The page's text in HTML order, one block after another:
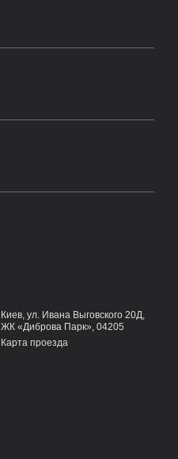
Киев, ул. Ивана Выговского 20Д,
ЖК «Диброва Парк», 04205
Карта проезда